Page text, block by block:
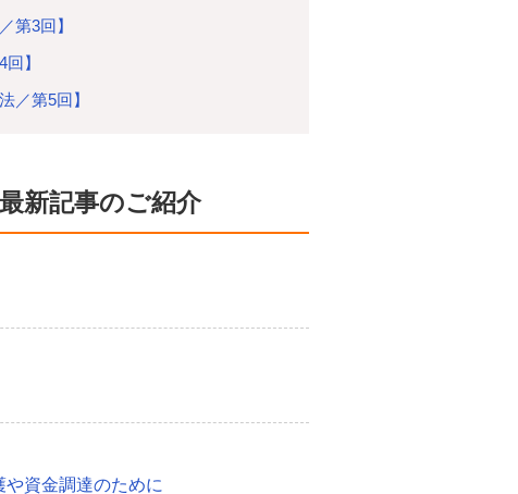
第3回】
】
／第5回】
新記事のご紹介
資金調達のために